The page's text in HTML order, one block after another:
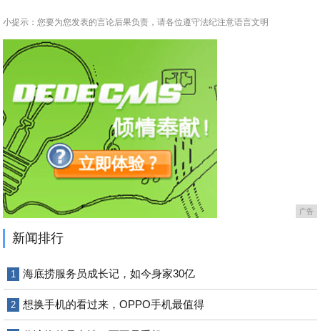
小提示：您要为您发表的言论后果负责，请各位遵守法纪注意语言文明
广告
新闻排行
1 海底捞服务员成长记，如今身家30亿
2 想换手机的看过来，OPPO手机最值得